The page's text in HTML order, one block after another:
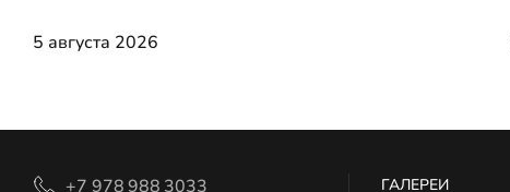
5 августа 2026
+7 978 988 3033 ГАЛЕРЕИ